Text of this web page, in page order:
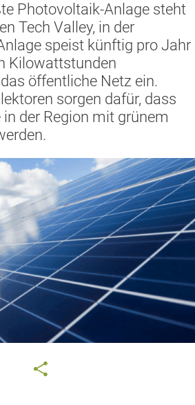
Photovoltaik-Anlage steht
Tech Valley, in der
speist künftig pro Jahr
Kilowattstunden
öffentliche Netz ein.
sorgen dafür, dass
der Region mit grünem